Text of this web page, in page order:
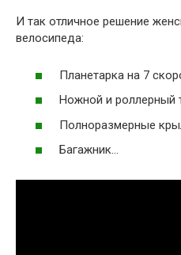
И так отличное решение
велосипеда:
Планетарка на 7
Ножной и роллерный
Полноразмерные
Багажник…